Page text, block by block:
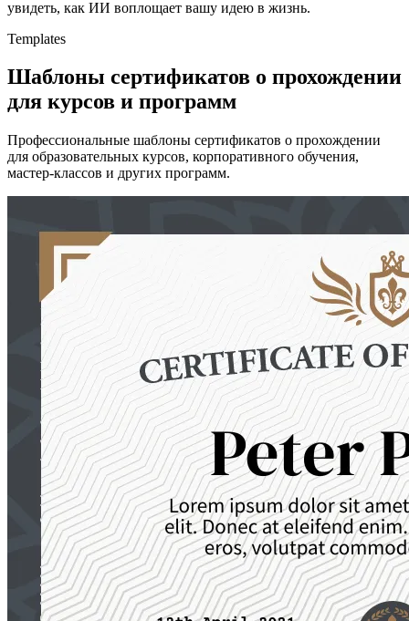
увидеть, как ИИ воплощает вашу идею в жизнь.
Templates
Шаблоны сертификатов о прохождении
для курсов и программ
Профессиональные шаблоны сертификатов о прохождении
для образовательных курсов, корпоративного обучения,
мастер-классов и других программ.